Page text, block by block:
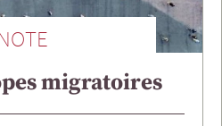
migratoires